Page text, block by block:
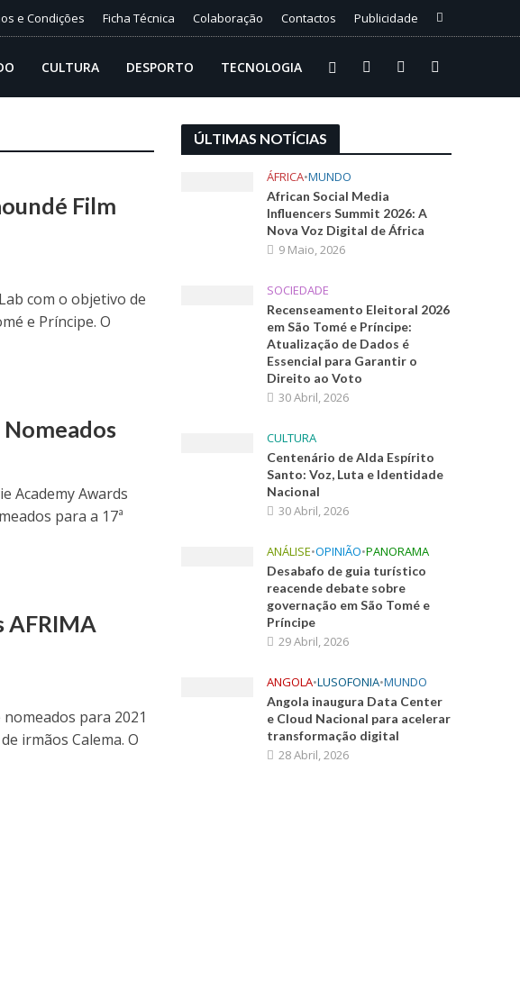
e Condições Ficha Técnica Colaboração Contactos Publicidade
CULTURA DESPORTO TECNOLOGIA
Film
com o objetivo de
e Príncipe. O
Academy Awards
para a 17ª
AFRIMA
para 2021
irmãos Calema. O
ÚLTIMAS NOTÍCIAS
ÁFRICA•MUNDO
African Social Media
Influencers Summit 2026: A
Nova Voz Digital de África
9 Maio, 2026
SOCIEDADE
Recenseamento Eleitoral 2026
em São Tomé e Príncipe:
Atualização de Dados é
Essencial para Garantir o
Direito ao Voto
30 Abril, 2026
CULTURA
Centenário de Alda Espírito
Santo: Voz, Luta e Identidade
Nacional
30 Abril, 2026
ANÁLISE•OPINIÃO•PANORAMA
Desabafo de guia turístico
reacende debate sobre
governação em São Tomé e
Príncipe
29 Abril, 2026
ANGOLA•LUSOFONIA•MUNDO
Angola inaugura Data Center
e Cloud Nacional para acelerar
transformação digital
28 Abril, 2026